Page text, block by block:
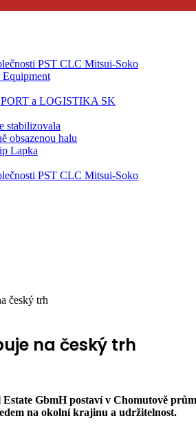
PST CLC Mitsui-Soko
Equipment
a LOGISTIKA SK
stabilizovala
obsazenou halu
Lapka
PST CLC Mitsui-Soko
český trh
na český trh
GbmH postaví v Chomutově
na okolní krajinu a udržitelnost.